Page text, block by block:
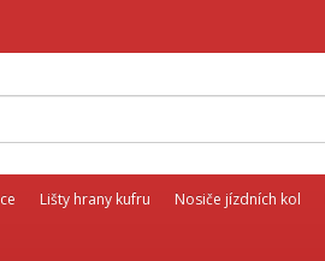
Lišty hrany kufru Nosiče jízdních kol